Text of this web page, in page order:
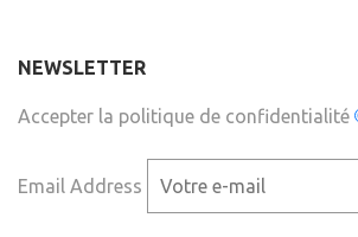
NEWSLETTER
Accepter la politique de confidentialité
Email Address